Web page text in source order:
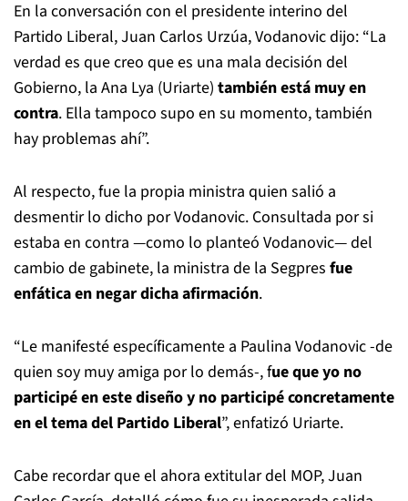
En la conversación con el presidente interino del
Partido Liberal, Juan Carlos Urzúa, Vodanovic dijo: “La
verdad es que creo que es una mala decisión del
Gobierno, la Ana Lya (Uriarte) también está muy en
contra. Ella tampoco supo en su momento, también
hay problemas ahí”.
Al respecto, fue la propia ministra quien salió a
desmentir lo dicho por Vodanovic. Consultada por si
estaba en contra —como lo planteó Vodanovic— del
cambio de gabinete, la ministra de la Segpres fue
enfática en negar dicha afirmación.
“Le manifesté específicamente a Paulina Vodanovic -de
quien soy muy amiga por lo demás-, fue que yo no
participé en este diseño y no participé concretamente
en el tema del Partido Liberal”, enfatizó Uriarte.
Cabe recordar que el ahora extitular del MOP, Juan